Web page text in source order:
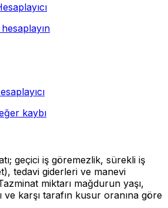
hesaplayın
kaybı
geçici iş göremezlik, sürekli iş
tedavi giderleri ve manevi
miktarı mağdurun yaşı,
ve karşı tarafın kusur oranına göre